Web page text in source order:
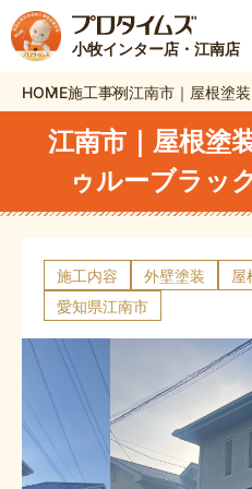
小牧インター店・江南店
HOME施工事例江南市｜屋根塗
江南市｜屋根塗
ゥルーブラッ
施工内容 外壁塗装 屋
愛知県江南市